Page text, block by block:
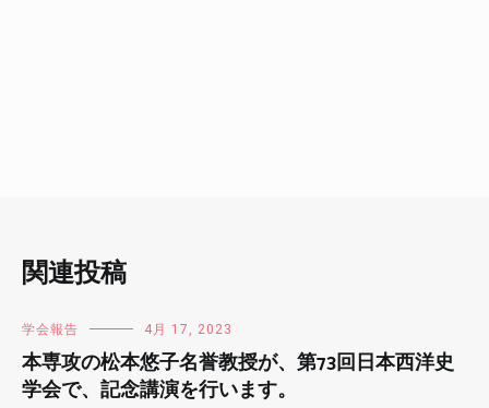
関連投稿
学会報告 4月 17, 2023
本専攻の松本悠子名誉教授が、第73回日本西洋史
学会で、記念講演を行います。